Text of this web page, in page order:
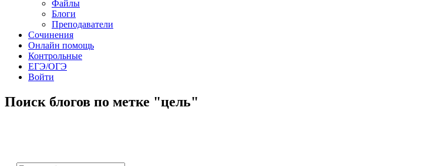
Файлы
Блоги
Преподаватели
Сочинения
Онлайн помощь
Контрольные
ЕГЭ/ОГЭ
Войти
Поиск блогов по метке "цель"